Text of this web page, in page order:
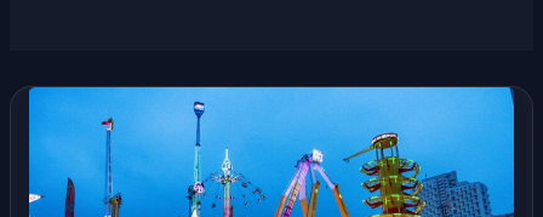
d’Hiver
Rennes